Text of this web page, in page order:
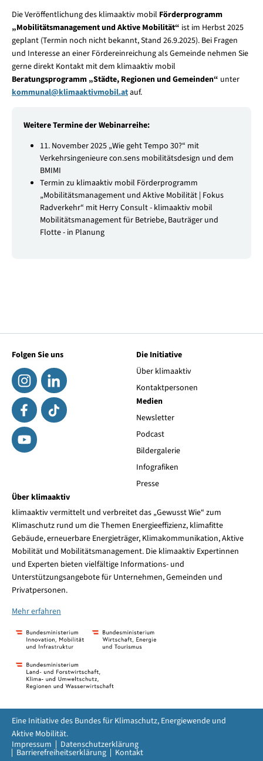
Die Veröffentlichung des klimaaktiv mobil Förderprogramm
„Mobilitätsmanagement und Aktive Mobilität“ ist im Herbst 2025
geplant (Termin noch nicht bekannt, Stand 26.9.2025). Bei Fragen
und Interesse an einer Fördereinreichung als Gemeinde nehmen Sie
gerne direkt Kontakt mit dem klimaaktiv mobil
Beratungsprogramm „Städte, Regionen und Gemeinden“ unter
kommunal@klimaaktivmobil.atauf.
Weitere Termine der Webinarreihe:
11. November 2025 „Wie geht Tempo 30?“ mit
Verkehrsingenieure con.sens mobilitätsdesign und dem
BMIMI
Termin zu klimaaktiv mobil Förderprogramm
„Mobilitätsmanagement und Aktive Mobilität | Fokus
Radverkehr“ mit Herry Consult - klimaaktiv mobil
Mobilitätsmanagement für Betriebe, Bauträger und
Flotte - in Planung
Folgen Sie uns
Die Initiative
Über klimaaktiv
Kontaktpersonen
Medien
Newsletter
Podcast
Bildergalerie
Infografiken
Presse
Über klimaaktiv
klimaaktiv vermittelt und verbreitet das „Gewusst Wie“ zum
Klimaschutz rund um die Themen Energieeffizienz, klimafitte
Gebäude, erneuerbare Energieträger, Klimakommunikation, Aktive
Mobilität und Mobilitätsmanagement. Die klimaaktiv Expertinnen
und Experten bieten vielfältige Informations- und
Unterstützungsangebote für Unternehmen, Gemeinden und
Privatpersonen.
Mehr erfahren
Impressum Datenschutzerklärung
Barrierefreiheitserklärung Kontakt
Eine Initiative des Bundes für Klimaschutz, Energiewende und
Aktive Mobilität.